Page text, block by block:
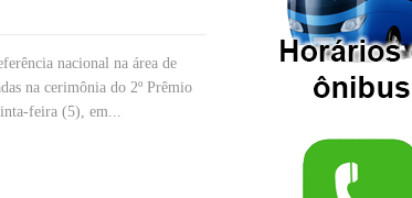
nacional na área de
na cerimônia do 2º Prêmio
feira (5), em...